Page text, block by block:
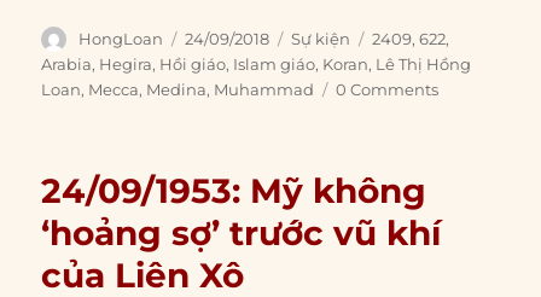
Author
HongLoan
Posted
on
24/09/2018 Categories
Sự kiện Tags
2409,622,
Arabia, Hegira, Hồi giáo, Islam giáo, Koran, Lê Thị Hồng
Loan, Mecca, Medina, Muhammad 0 Comments
24/09/1953: Mỹ không
‘hoảng sợ’ trước vũ khí
của Liên Xô